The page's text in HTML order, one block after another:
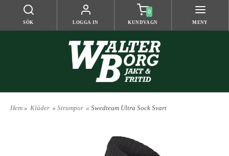
SÖK LOGGA IN
0
KUNDVAGN MENY
Hem » Kläder » Strumpor » Swedteam Ultra Sock Svart